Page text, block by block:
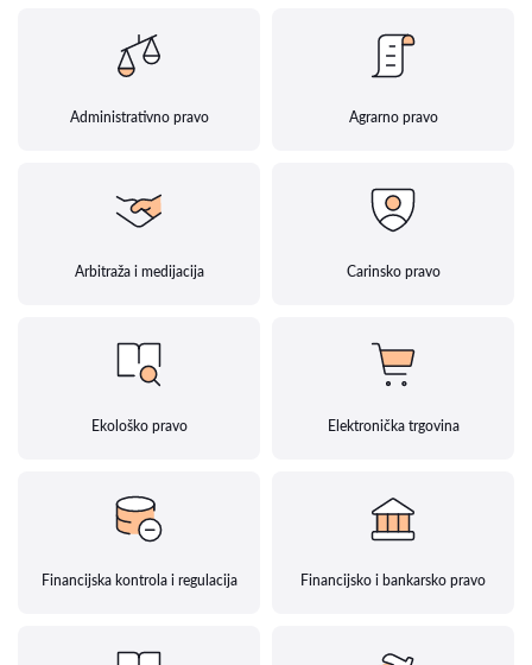
Administrativno pravo Agrarno pravo
Arbitraža i medijacija Carinsko pravo
Ekološko pravo Elektronička trgovina
Financijska kontrola i regulacija Financijsko i bankarsko pravo